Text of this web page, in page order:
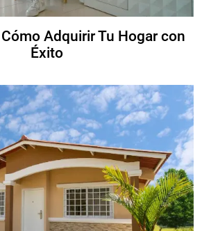
Adquirir Tu Hogar con
Éxito